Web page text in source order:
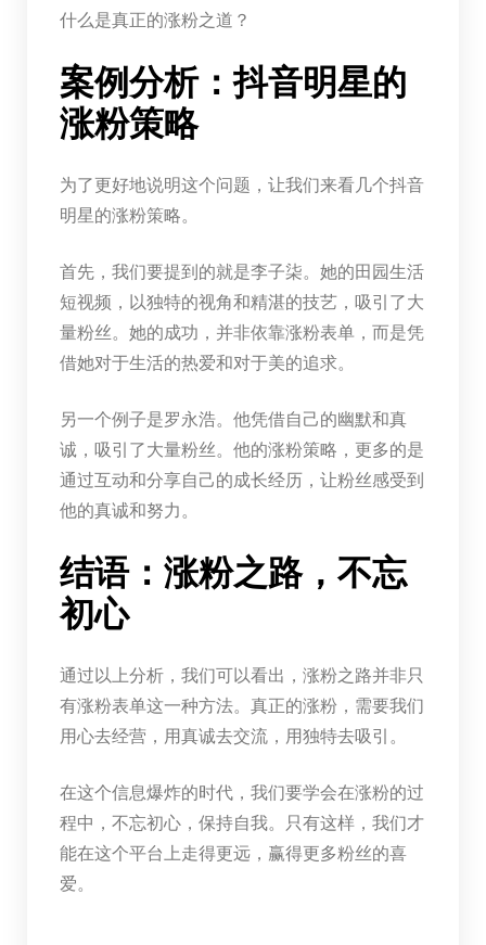
什么是真正的涨粉之道？
案例分析：抖音明星的
涨粉策略
为了更好地说明这个问题，让我们来看几个抖音
明星的涨粉策略。
首先，我们要提到的就是李子柒。她的田园生活
短视频，以独特的视角和精湛的技艺，吸引了大
量粉丝。她的成功，并非依靠涨粉表单，而是凭
借她对于生活的热爱和对于美的追求。
另一个例子是罗永浩。他凭借自己的幽默和真
诚，吸引了大量粉丝。他的涨粉策略，更多的是
通过互动和分享自己的成长经历，让粉丝感受到
他的真诚和努力。
结语：涨粉之路，不忘
初心
通过以上分析，我们可以看出，涨粉之路并非只
有涨粉表单这一种方法。真正的涨粉，需要我们
用心去经营，用真诚去交流，用独特去吸引。
在这个信息爆炸的时代，我们要学会在涨粉的过
程中，不忘初心，保持自我。只有这样，我们才
能在这个平台上走得更远，赢得更多粉丝的喜
爱。